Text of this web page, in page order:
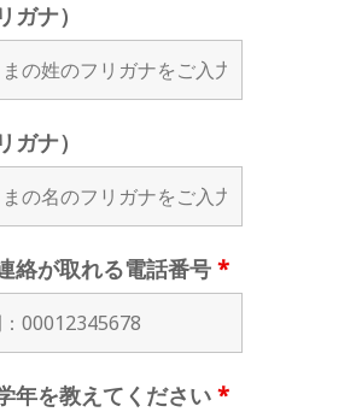
ガナ）
ガナ）
絡が取れる電話番号 *
年を教えてください *